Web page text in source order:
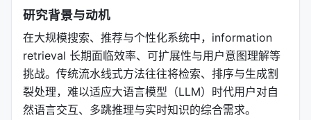
研究背景与动机
在大规模搜索、推荐与个性化系统中，information
retrieval 长期面临效率、可扩展性与用户意图理解等
挑战。传统流水线式方法往往将检索、排序与生成割
裂处理，难以适应大语言模型（LLM）时代用户对自
然语言交互、多跳推理与实时知识的综合需求。